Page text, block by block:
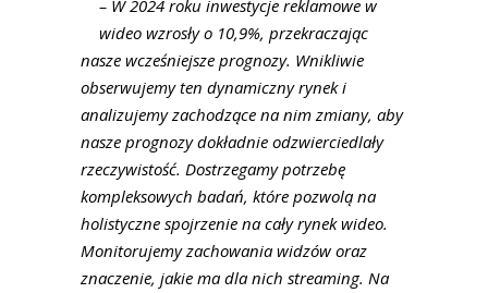
– W 2024 roku inwestycje reklamowe w
wideo wzrosły o 10,9%, przekraczając
nasze wcześniejsze prognozy. Wnikliwie
obserwujemy ten dynamiczny rynek i
analizujemy zachodzące na nim zmiany, aby
nasze prognozy dokładnie odzwierciedlały
rzeczywistość. Dostrzegamy potrzebę
kompleksowych badań, które pozwolą na
holistyczne spojrzenie na cały rynek wideo.
Monitorujemy zachowania widzów oraz
znaczenie, jakie ma dla nich streaming. Na